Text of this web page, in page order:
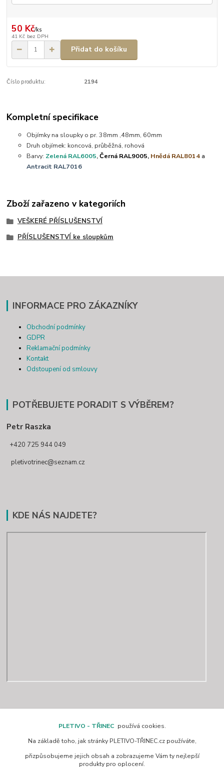
50 Kč/ks
41 Kč bez DPH
Přidat do košíku
Číslo produktu: 2194
Kompletní specifikace
Objímky na sloupky o pr. 38mm ,48mm, 60mm
Druh objímek: koncová, průběžná, rohová
Barvy: Zelená RAL6005,Černá RAL9005, Hnědá RAL8014 a
Antracit RAL7016
Zboží zařazeno v kategoriích
VEŠKERÉ PŘÍSLUŠENSTVÍ
PŘÍSLUŠENSTVÍ ke sloupkům
INFORMACE PRO ZÁKAZNÍKY
Obchodní podmínky
GDPR
Reklamační podmínky
Kontakt
Odstoupení od smlouvy
POTŘEBUJETE PORADIT S VÝBĚREM?
Petr Raszka
+420 725 944 049
pletivotrinec@seznam.cz
KDE NÁS NAJDETE?
www.pletivo-trinec.cz
PLETIVO - TŘINEC používá cookies.
Na základě toho, jak stránky PLETIVO-TŘINEC.cz používáte,
přizpůsobujeme jejich obsah a zobrazujeme Vám ty nejlepší
produkty pro oplocení.